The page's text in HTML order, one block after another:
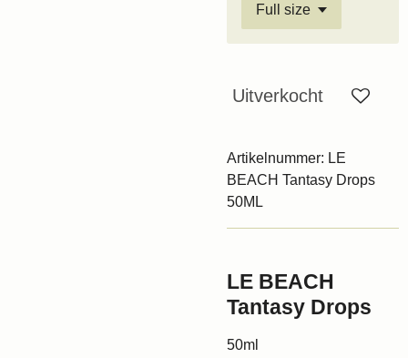
Uitverkocht
Artikelnummer: LE
BEACH Tantasy Drops
50ML
LE BEACH
Tantasy Drops
50ml